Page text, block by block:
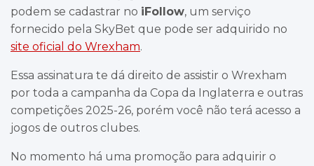
podem se cadastrar no iFollow, um serviço
fornecido pela SkyBet que pode ser adquirido no
site oficial do Wrexham.
Essa assinatura te dá direito de assistir o Wrexham
por toda a campanha da Copa da Inglaterra e outras
competições 2025-26, porém você não terá acesso a
jogos de outros clubes.
No momento há uma promoção para adquirir o